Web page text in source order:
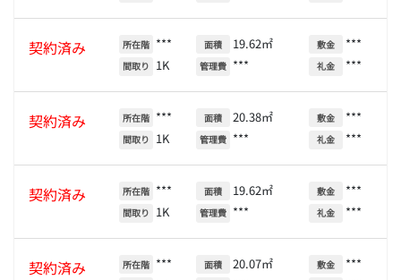
契約済み 所在階 ***
間取り 1K
面積 19.62㎡
管理費 ***
敷金 ***
礼金 ***
契約済み 所在階 ***
間取り 1K
面積 20.38㎡
管理費 ***
敷金 ***
礼金 ***
契約済み 所在階 ***
間取り 1K
面積 19.62㎡
管理費 ***
敷金 ***
礼金 ***
契約済み 所在階 *** 面積 20.07㎡ 敷金 ***